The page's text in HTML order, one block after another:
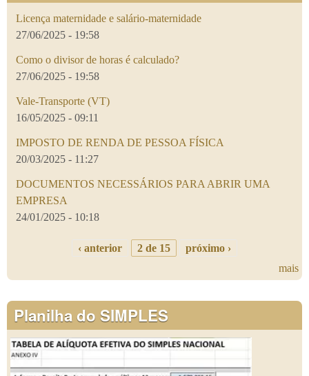
Licença maternidade e salário-maternidade
27/06/2025 - 19:58
Como o divisor de horas é calculado?
27/06/2025 - 19:58
Vale-Transporte (VT)
16/05/2025 - 09:11
IMPOSTO DE RENDA DE PESSOA FÍSICA
20/03/2025 - 11:27
DOCUMENTOS NECESSÁRIOS PARA ABRIR UMA
EMPRESA
24/01/2025 - 10:18
‹ anterior 2 de 15
próximo ›
mais
Planilha do SIMPLES